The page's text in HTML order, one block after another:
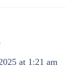
at 1:21 am